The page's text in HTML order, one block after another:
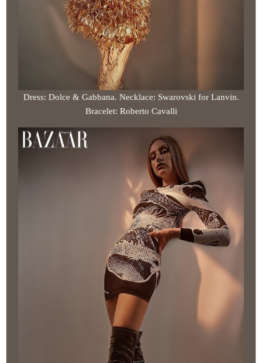
Dress: Dolce & Gabbana. Necklace: Swarovski for Lanvin.
Bracelet: Roberto Cavalli